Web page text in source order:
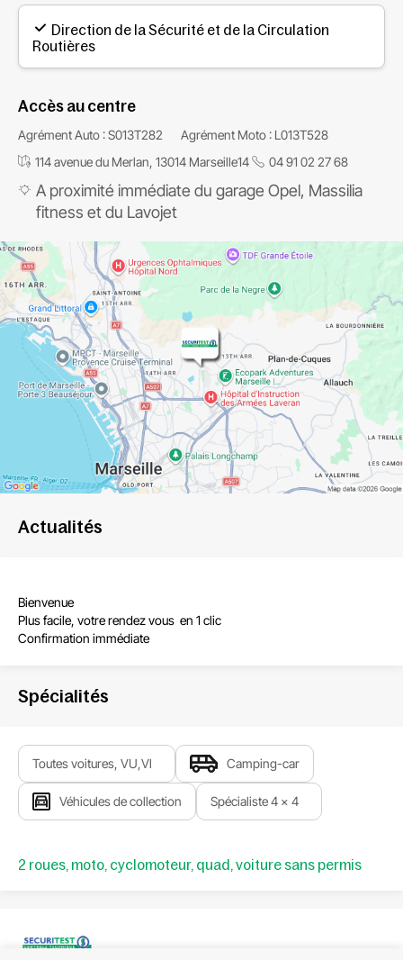
Direction de la Sécurité et de la Circulation
Routières
Accès au centre
Agrément Auto : S013T282
Agrément Moto : L013T528
114 avenue du Merlan, 13014 Marseille14
04 91 02 27 68
A proximité immédiate du garage Opel, Massilia
fitness et du Lavojet
Actualités
Bienvenue
Plus facile, votre rendez vous en 1 clic
Confirmation immédiate
Spécialités
Toutes voitures, VU,Vl Camping-car
Véhicules de collection Spécialiste 4 x 4
2 roues, moto, cyclomoteur, quad, voiture sans permis